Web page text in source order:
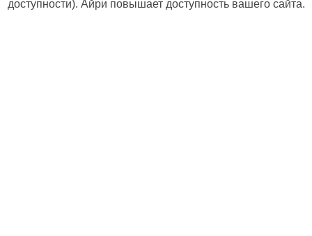
доступности). Айри повышает доступность вашего сайта.